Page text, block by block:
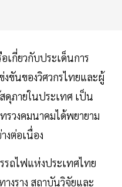
เกี่ยวกับประเด็นการ
ขันของวิศวกรไทยและผู้
ดุภายในประเทศ เป็น
วงคมนาคมได้พยายาม
งต่อเนื่อง
รถไฟแห่งประเทศไทย
งราง สถาบันวิจัยและ